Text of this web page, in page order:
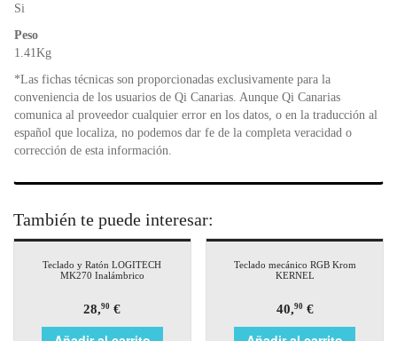
Si
Peso
1.41Kg
*Las fichas técnicas son proporcionadas exclusivamente para la
conveniencia de los usuarios de Qi Canarias. Aunque Qi Canarias
comunica al proveedor cualquier error en los datos, o en la traducción al
español que localiza, no podemos dar fe de la completa veracidad o
corrección de esta información.
También te puede interesar:
Teclado y Ratón LOGITECH
MK270 Inalámbrico
28,90 €
Teclado mecánico RGB Krom
KERNEL
40,90€